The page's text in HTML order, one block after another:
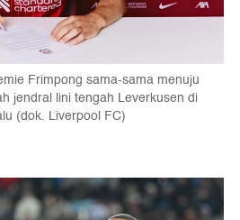
Frimpong sama-sama menuju
jendral lini tengah Leverkusen di
(dok. Liverpool FC)